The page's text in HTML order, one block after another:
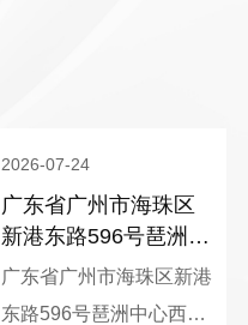
2026-07-24
广东省广州市海珠区
新港东路596号琶洲中
心西塔1314单元招租
项目中选候选人公示
广东省广州市海珠区新港
东路596号琶洲中心西塔